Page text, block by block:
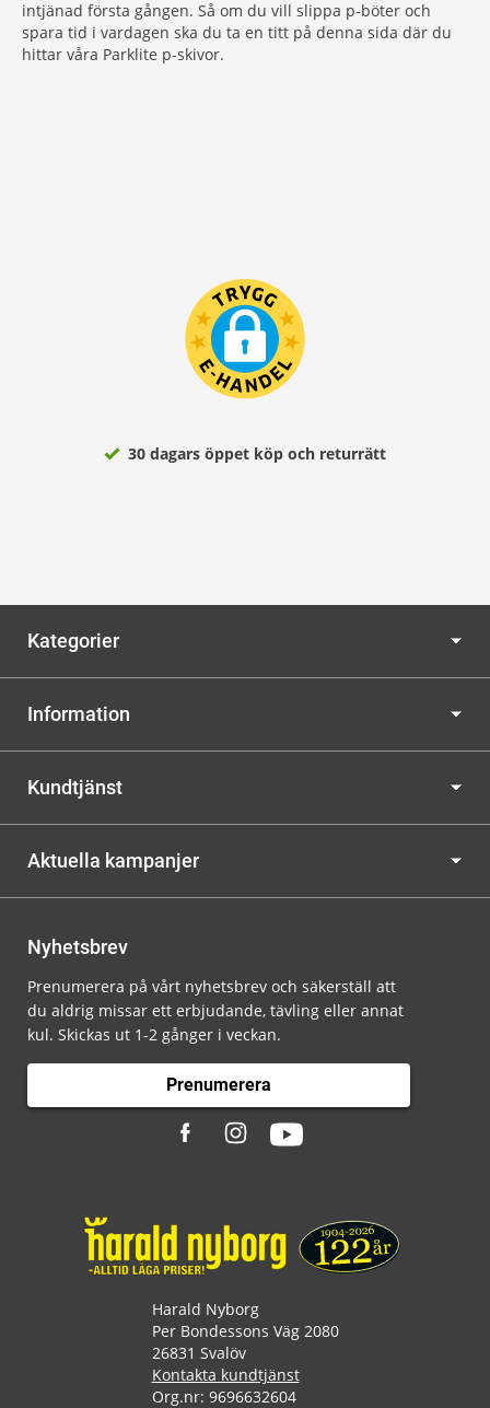
intjänad första gången. Så om du vill slippa p-böter och
spara tid i vardagen ska du ta en titt på denna sida där du
hittar våra Parklite p-skivor.
30 dagars öppet köp och returrätt
Kategorier
Information
Kundtjänst
Aktuella kampanjer
Nyhetsbrev
Prenumerera på vårt nyhetsbrev och säkerställ att
du aldrig missar ett erbjudande, tävling eller annat
kul. Skickas ut 1-2 gånger i veckan.
Prenumerera
Harald Nyborg
Per Bondessons Väg 2080
26831 Svalöv
Kontakta kundtjänst
Org.nr: 9696632604